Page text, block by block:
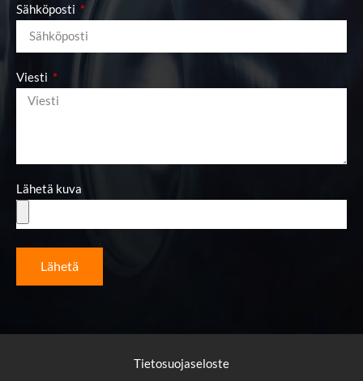
Sähköposti
Viesti
Lähetä kuva
Lähetä
Tietosuojaseloste